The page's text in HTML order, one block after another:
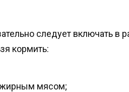
следует включать
кормить:
мясом;